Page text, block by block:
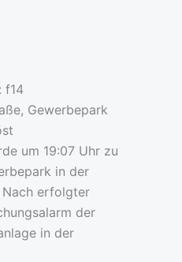
f14
Gewerbepark
um 19:07 Uhr zu
in der
Nach erfolgter
der
in der